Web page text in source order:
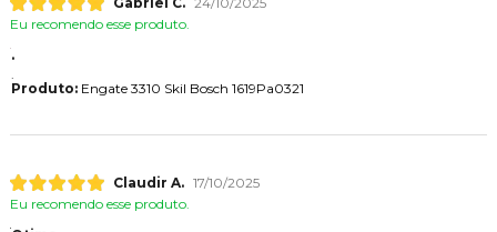
Eu recomendo esse produto.
.
Produto:Engate 3310 Skil Bosch 1619Pa0321
Claudir A. 17/10/2025
Eu recomendo esse produto.